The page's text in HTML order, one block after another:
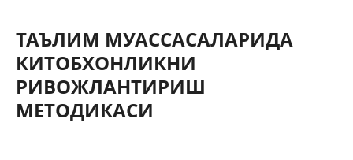
ТАЪЛИМ МУАССАСАЛАРИДА
КИТОБХОНЛИКНИ
РИВОЖЛАНТИРИШ
МЕТОДИКАСИ